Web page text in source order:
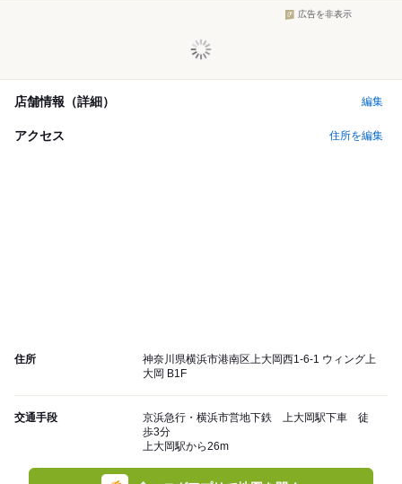
広告を非表示
店舗情報（詳細） 編集
アクセス 住所を編集
住所
神奈川県横浜市港南区上大岡西1-6-1 ウィング上
大岡 B1F
交通手段
京浜急行・横浜市営地下鉄 上大岡駅下車 徒
歩3分
上大岡駅から26m